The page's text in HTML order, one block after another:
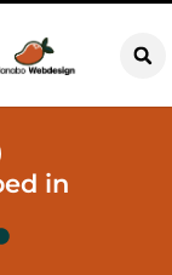
in